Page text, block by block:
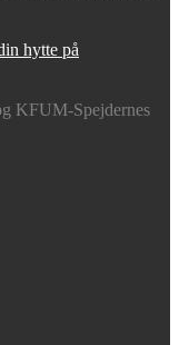
hytte på
KFUM-Spejdernes